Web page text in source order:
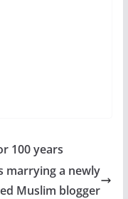
100 years
marrying a newly
Muslim blogger